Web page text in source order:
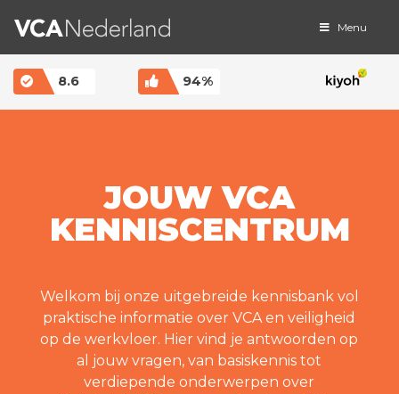
MAIN NAVIGATION Menu
8.6 94%
JOUW VCA
KENNISCENTRUM
Welkom bij onze uitgebreide kennisbank vol
praktische informatie over VCA en veiligheid
op de werkvloer. Hier vind je antwoorden op
al jouw vragen, van basiskennis tot
verdiepende onderwerpen over